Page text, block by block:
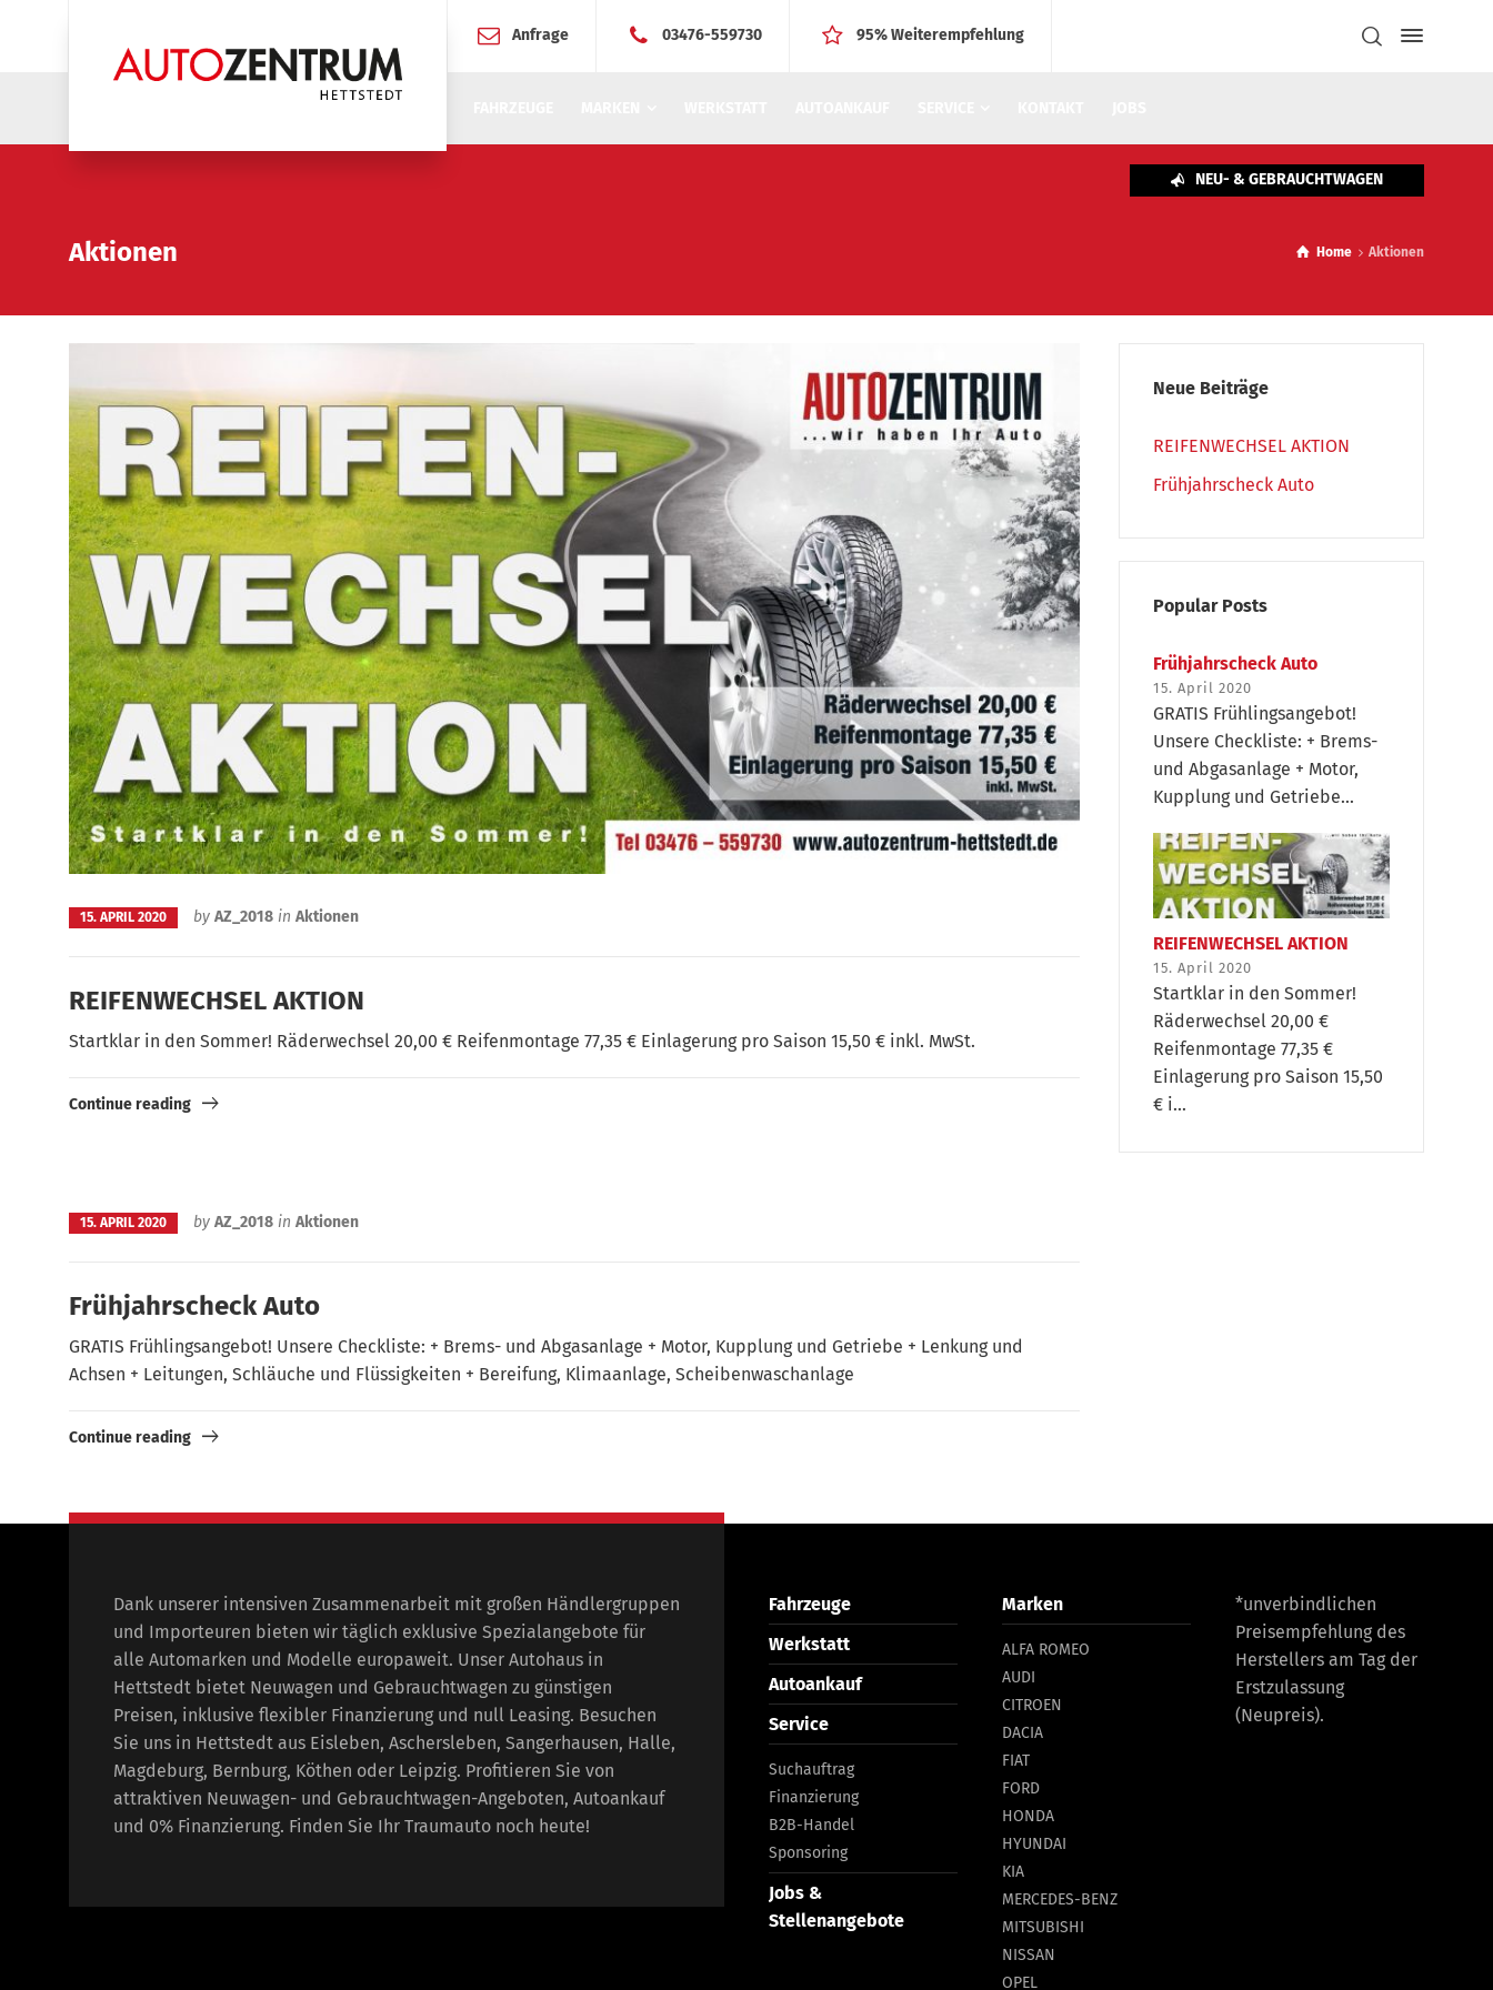
Anfrage 03476-559730 95% Weiterempfehlung
NEU- & GEBRAUCHTWAGEN
Aktionen Home Aktionen
15. APRIL 2020 by AZ_2018 in Aktionen
REIFENWECHSEL AKTION
Startklar in den Sommer! Räderwechsel 20,00 € Reifenmontage 77,35 € Einlagerung pro Saison 15,50 € inkl. MwSt.
Continue reading
15. APRIL 2020 by AZ_2018 in Aktionen
Frühjahrscheck Auto
GRATIS Frühlingsangebot! Unsere Checkliste: + Brems- und Abgasanlage + Motor, Kupplung und Getriebe + Lenkung und
Achsen + Leitungen, Schläuche und Flüssigkeiten + Bereifung, Klimaanlage, Scheibenwaschanlage
Continue reading
Neue Beiträge
REIFENWECHSEL AKTION
Frühjahrscheck Auto
Popular Posts
Frühjahrscheck Auto
15. April 2020
GRATIS Frühlingsangebot!
Unsere Checkliste: + Brems-
und Abgasanlage + Motor,
Kupplung und Getriebe...
REIFENWECHSEL AKTION
15. April 2020
Startklar in den Sommer!
Räderwechsel 20,00 €
Reifenmontage 77,35 €
Einlagerung pro Saison 15,50
€ i...
Dank unserer intensiven Zusammenarbeit mit großen Händlergruppen
und Importeuren bieten wir täglich exklusive Spezialangebote für
alle Automarken und Modelle europaweit. Unser Autohaus in
Hettstedt bietet Neuwagen und Gebrauchtwagen zu günstigen
Preisen, inklusive flexibler Finanzierung und null Leasing. Besuchen
Sie uns in Hettstedt aus Eisleben, Aschersleben, Sangerhausen, Halle,
Magdeburg, Bernburg, Köthen oder Leipzig. Profitieren Sie von
attraktiven Neuwagen- und Gebrauchtwagen-Angeboten, Autoankauf
und 0% Finanzierung. Finden Sie Ihr Traumauto noch heute!
Fahrzeuge
Werkstatt
Autoankauf
Service
Suchauftrag
Finanzierung
B2B-Handel
Sponsoring
Jobs &
Stellenangebote
Marken
ALFA ROMEO
AUDI
CITROEN
DACIA
FIAT
FORD
HONDA
HYUNDAI
KIA
MERCEDES-BENZ
MITSUBISHI
NISSAN
OPEL
*unverbindlichen
Preisempfehlung des
Herstellers am Tag der
Erstzulassung
(Neupreis).